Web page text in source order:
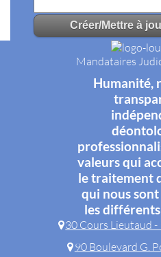
Mandataires
Humanité,
valeurs qui
le traitement
qui nous
les
30 Cours Lieutaud -
90 Boulevard G.